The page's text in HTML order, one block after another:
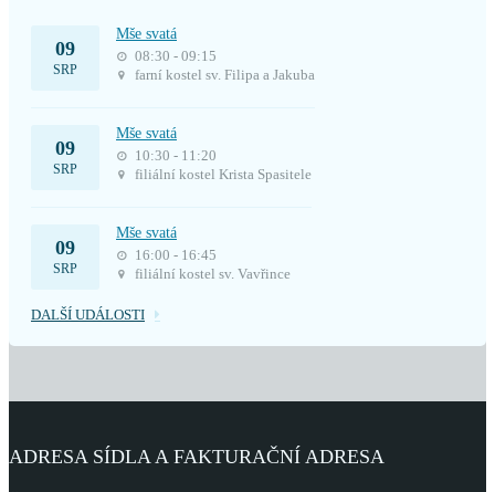
09
SRP
Mše svatá
08:30 - 09:15
farní kostel sv. Filipa a Jakuba
09
SRP
Mše svatá
10:30 - 11:20
filiální kostel Krista Spasitele
09
SRP
Mše svatá
16:00 - 16:45
filiální kostel sv. Vavřince
DALŠÍ UDÁLOSTI
ADRESA SÍDLA A FAKTURAČNÍ ADRESA